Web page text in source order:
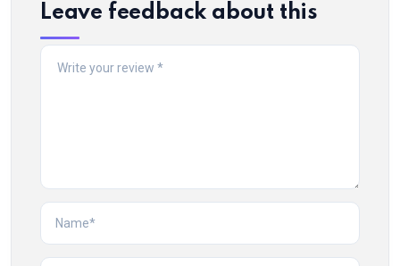
Leave feedback about this